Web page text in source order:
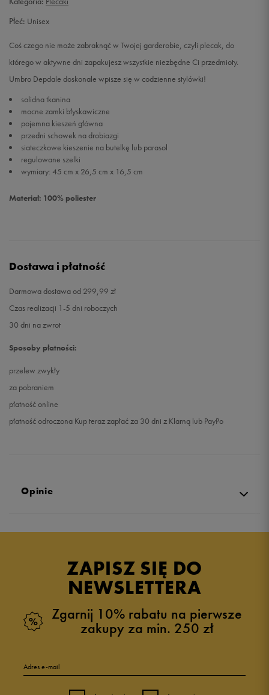
Płeć: Unisex
Coś czego nie może zabraknąć w Twojej garderobie, czyli plecak, do
którego w aktywne dni zapakujesz wszystkie niezbędne Ci przedmioty.
Umbro Depdale doskonale wpisze się w codzienne stylówki!
solidna tkanina
mocne zamki błyskawiczne
pojemna kieszeń główna
przedni schowek na drobiazgi
siateczkowe kieszenie na butelkę lub parasol
regulowane szelki
wymiary: 45 cm x 26,5 cm x 16,5 cm
Materiał: 100% poliester
Dostawa i płatność
Darmowa dostawa od 299,99 zł
Czas realizacji 1-5 dni roboczych
30 dni na zwrot
Sposoby płatności:
przelew zwykły
za pobraniem
płatność online
płatność odroczona Kup teraz zapłać za 30 dni z Klarną lub PayPo
Opinie
5.0
zebranych i zweryfikowanych przez
4 0%
ZAPISZ SIĘ DO
NEWSLETTERA
Zgarnij 10% rabatu na pierwsze
zakupy za min. 250 zł
Adres e-mail